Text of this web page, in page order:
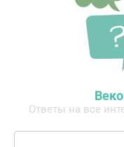
Ответы на все
Поиск: